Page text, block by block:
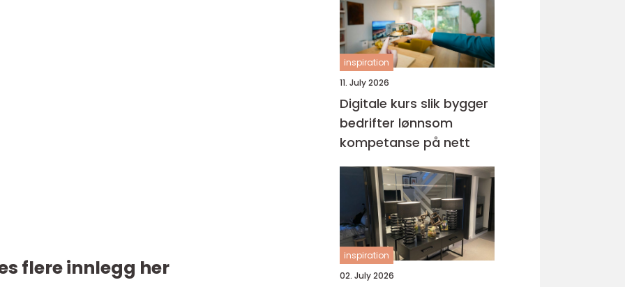
flere innlegg her
inspiration
11. July 2026
Digitale kurs slik bygger
bedrifter lønnsom
kompetanse på nett
inspiration
02. July 2026